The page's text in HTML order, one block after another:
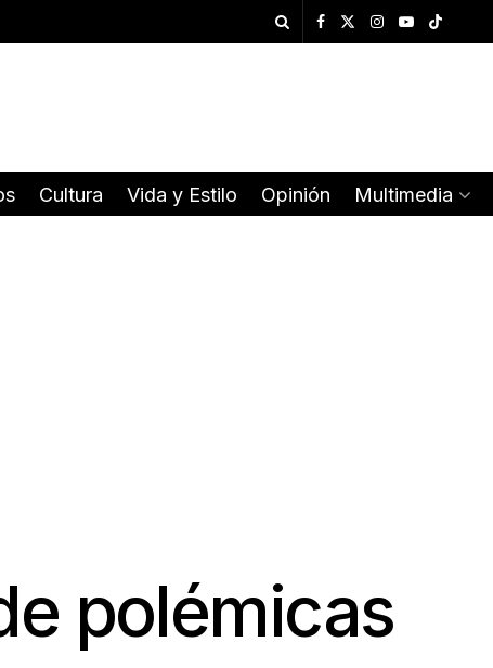
Cultura Vida y Estilo Opinión Multimedia
polémicas